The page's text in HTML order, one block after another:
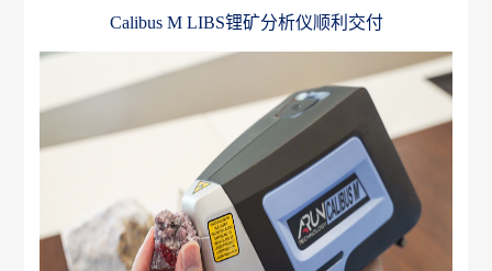
Calibus M LIBS锂矿分析仪顺利交付